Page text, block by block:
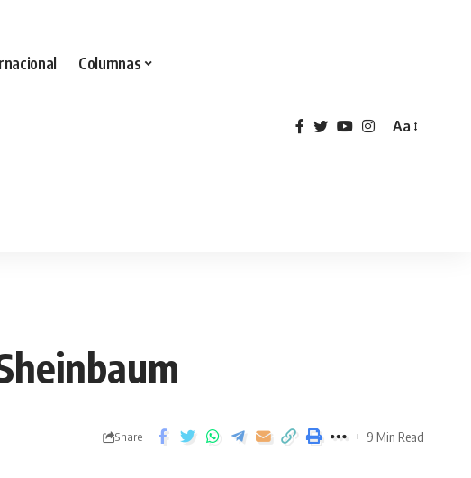
Columnas
Aa
Share 9 Min Read